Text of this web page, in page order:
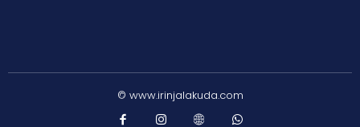
© www.irinjalakuda.com